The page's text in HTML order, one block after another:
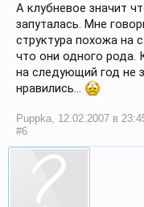
А клубневое значит
запуталась. Мне
структура похожа на
что они одного рода.
на следующий год не
нравились...
Puppka, 12.02.2007 в
#6